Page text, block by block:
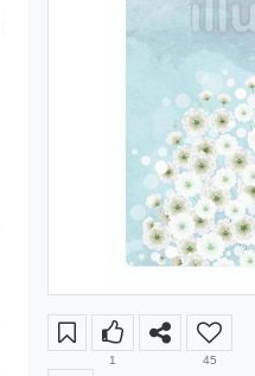
1 45